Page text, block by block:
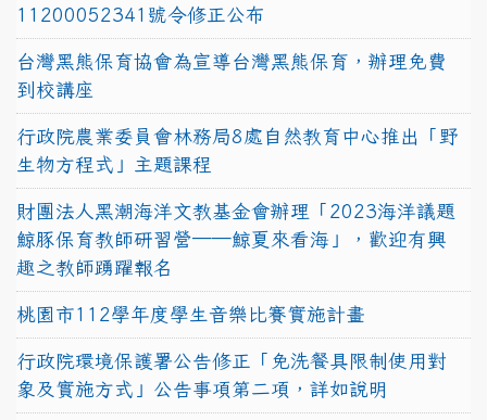
11200052341號令修正公布
台灣黑熊保育協會為宣導台灣黑熊保育，辦理免費
到校講座
行政院農業委員會林務局8處自然教育中心推出「野
生物方程式」主題課程
財團法人黑潮海洋文教基金會辦理「2023海洋議題
鯨豚保育教師研習營──鯨夏來看海」，歡迎有興
趣之教師踴躍報名
桃園市112學年度學生音樂比賽實施計畫
行政院環境保護署公告修正「免洗餐具限制使用對
象及實施方式」公告事項第二項，詳如說明